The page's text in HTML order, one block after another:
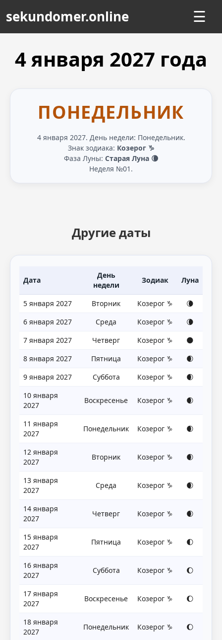
sekundomer.online ☰
4 января 2027 года
ПОНЕДЕЛЬНИК
4 января 2027. День недели: Понедельник.
Знак зодиака: Козерог ♑
Фаза Луны: Старая Луна 🌘
Неделя №01.
Другие даты
Дата
День
недели
Зодиак Луна
5 января 2027 Вторник Козерог ♑
🌘
6 января 2027
Среда Козерог ♑
🌘
7 января 2027
Четверг Козерог ♑
🌑
8 января 2027
Пятница Козерог ♑
🌒
9 января 2027
Суббота Козерог ♑
🌒
10 января
2027
Воскресенье Козерог ♑ 🌒
11 января
2027
Понедельник Козерог ♑ 🌒
12 января
2027
Вторник Козерог ♑ 🌒
13 января
2027
Среда Козерог ♑ 🌒
14 января
2027
Четверг Козерог ♑ 🌒
15 января
2027
Пятница Козерог ♑ 🌓
16 января
2027
Суббота Козерог ♑ 🌔
17 января
2027
Воскресенье Козерог ♑ 🌔
18 января
2027
Понедельник Козерог ♑ 🌔